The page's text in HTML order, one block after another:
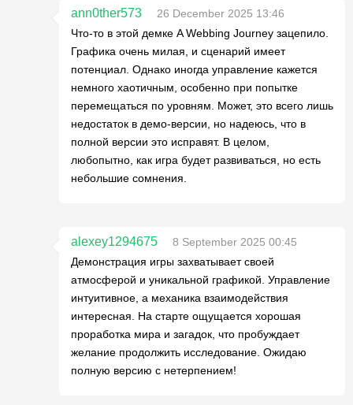
ann0ther573
26 December 2025 13:46
Что-то в этой демке A Webbing Journey зацепило.
Графика очень милая, и сценарий имеет
потенциал. Однако иногда управление кажется
немного хаотичным, особенно при попытке
перемещаться по уровням. Может, это всего лишь
недостаток в демо-версии, но надеюсь, что в
полной версии это исправят. В целом,
любопытно, как игра будет развиваться, но есть
небольшие сомнения.
alexey1294675
8 September 2025 00:45
Демонстрация игры захватывает своей
атмосферой и уникальной графикой. Управление
интуитивное, а механика взаимодействия
интересная. На старте ощущается хорошая
проработка мира и загадок, что пробуждает
желание продолжить исследование. Ожидаю
полную версию с нетерпением!